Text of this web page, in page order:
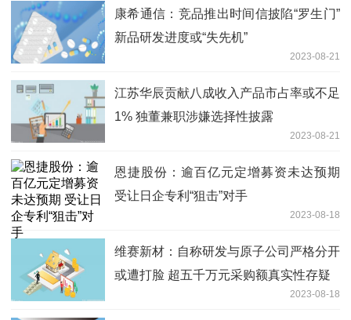
康希通信：竞品推出时间信披陷“罗生门”
新品研发进度或“失先机”
2023-08-21
江苏华辰贡献八成收入产品市占率或不足
1% 独董兼职涉嫌选择性披露
2023-08-21
恩捷股份：逾百亿元定增募资未达预期
受让日企专利“狙击”对手
2023-08-18
维赛新材：自称研发与原子公司严格分开
或遭打脸 超五千万元采购额真实性存疑
2023-08-18